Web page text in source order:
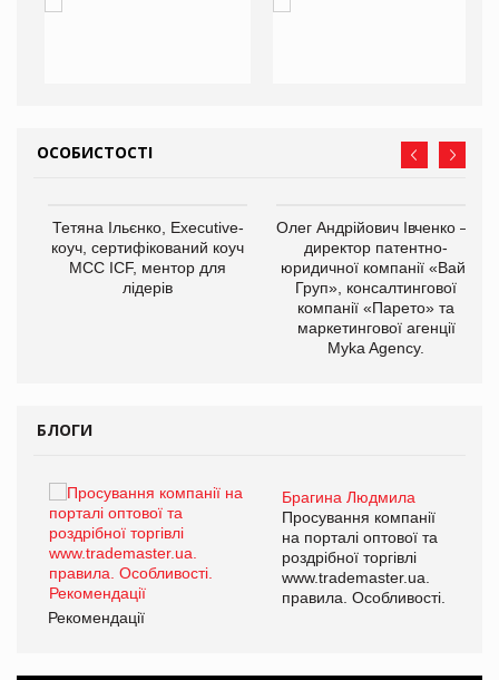
ОСОБИСТОСТІ
Тетяна Ільєнко, Executive-
коуч, сертифікований коуч
МСС ICF, ментор для
лідерів
Олег Андрійович Івченко —
директор патентно-
юридичної компанії «Вайз
Груп», консалтингової
компанії «Парето» та
маркетингової агенції
Myka Agency.
БЛОГИ
Брагина Людмила
Просування компанії
на порталі оптової та
роздрібної торгівлі
www.trademaster.ua.
правила. Особливості.
Рекомендації